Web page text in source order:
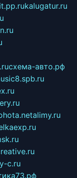
kalugatur.ru
схема-авто.рф
alimy.ru
c.ru